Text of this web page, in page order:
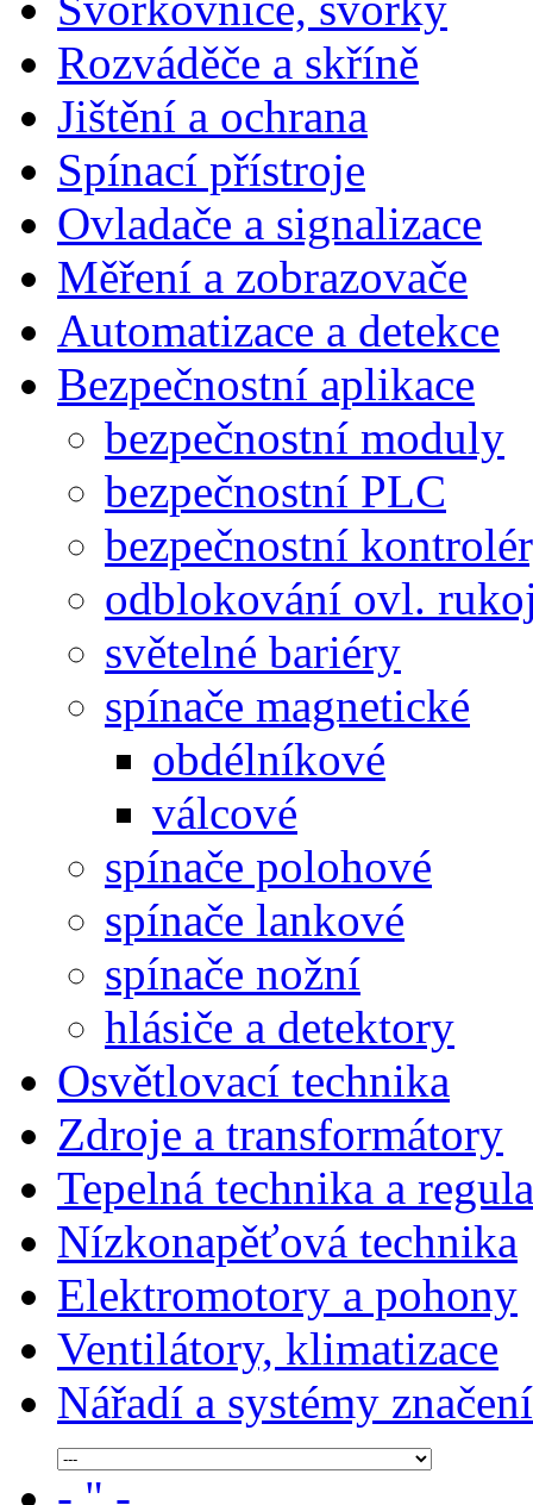
Rozváděče a skříně
Jištění a ochrana
Spínací přístroje
Ovladače a signalizace
Měření a zobrazovače
Automatizace a detekce
Bezpečnostní aplikace
bezpečnostní moduly
bezpečnostní PLC
bezpečnostní
odblokování ovl.
světelné bariéry
spínače magnetické
obdélníkové
válcové
spínače polohové
spínače lankové
spínače nožní
hlásiče a detektory
Osvětlovací technika
Zdroje a transformátory
Tepelná technika a
Nízkonapěťová technika
Elektromotory a pohony
Ventilátory, klimatizace
Nářadí a systémy značení